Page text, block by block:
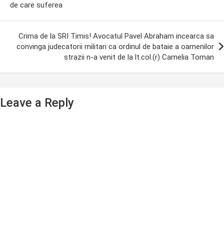
de care suferea
Crima de la SRI Timis! Avocatul Pavel Abraham incearca sa
convinga judecatorii militari ca ordinul de bataie a oamenilor
strazii n-a venit de la lt.col.(r) Camelia Toman
Leave a Reply